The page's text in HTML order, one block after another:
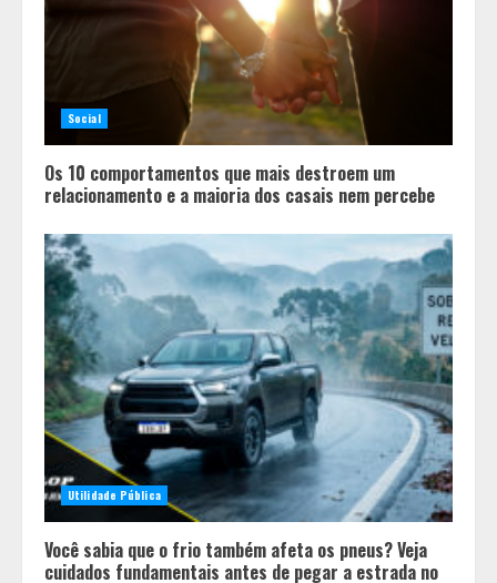
Social
Os 10 comportamentos que mais destroem um
relacionamento e a maioria dos casais nem percebe
Utilidade Pública
Você sabia que o frio também afeta os pneus? Veja
cuidados fundamentais antes de pegar a estrada no